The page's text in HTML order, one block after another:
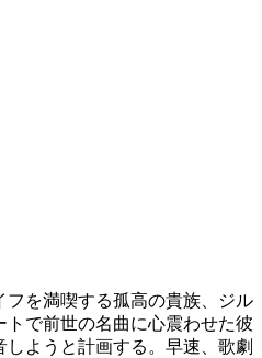
を満喫する孤高の貴族、ジル
で前世の名曲に心震わせた彼
ようと計画する。早速、歌劇